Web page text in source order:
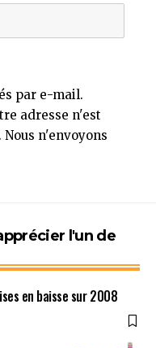
par e-mail.
adresse n'est
n'envoyons
l'un de
en baisse sur 2008